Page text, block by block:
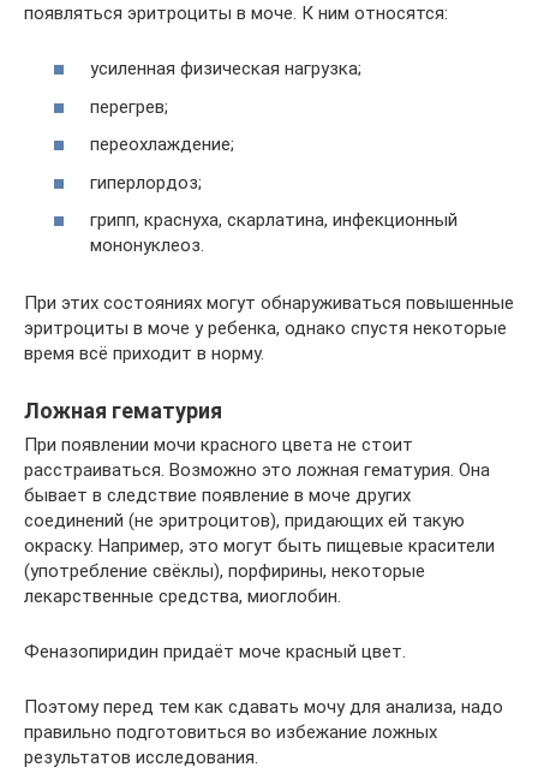
появляться эритроциты в моче. К ним относятся:
усиленная физическая нагрузка;
перегрев;
переохлаждение;
гиперлордоз;
грипп, краснуха, скарлатина, инфекционный
мононуклеоз.
При этих состояниях могут обнаруживаться повышенные
эритроциты в моче у ребенка, однако спустя некоторые
время всё приходит в норму.
Ложная гематурия
При появлении мочи красного цвета не стоит
расстраиваться. Возможно это ложная гематурия. Она
бывает в следствие появление в моче других
соединений (не эритроцитов), придающих ей такую
окраску. Например, это могут быть пищевые красители
(употребление свёклы), порфирины, некоторые
лекарственные средства, миоглобин.
Феназопиридин придаёт моче красный цвет.
Поэтому перед тем как сдавать мочу для анализа, надо
правильно подготовиться во избежание ложных
результатов исследования.